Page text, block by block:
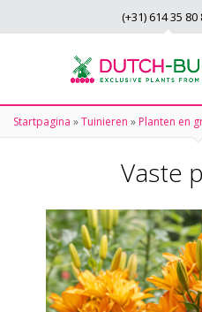
(+31) 614 35 80
Startpagina »Tuinieren » Planten en
Vaste